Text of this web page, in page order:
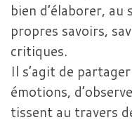
bien d’élaborer, au
propres savoirs,
critiques.
Il s’agit de
émotions,
tissent au travers